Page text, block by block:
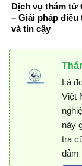
Dịch vụ thám tử
– Giải pháp điều
và tin cậy
Là
Việt
này
tra
đảm